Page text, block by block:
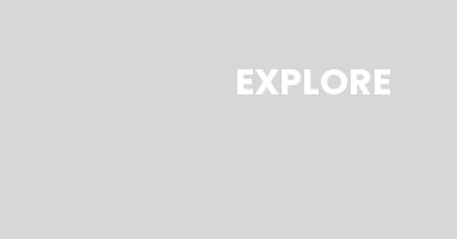
EXPLORE